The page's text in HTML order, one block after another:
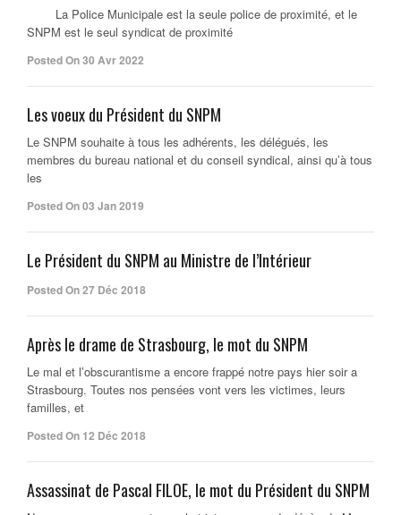
La Police Municipale est la seule police de proximité, et le
SNPM est le seul syndicat de proximité
Posted On 30 Avr 2022
Les voeux du Président du SNPM
Le SNPM souhaite à tous les adhérents, les délégués, les
membres du bureau national et du conseil syndical, ainsi qu’à tous
les
Posted On 03 Jan 2019
Le Président du SNPM au Ministre de l’Intérieur
Posted On 27 Déc 2018
Après le drame de Strasbourg, le mot du SNPM
Le mal et l’obscurantisme a encore frappé notre pays hier soir a
Strasbourg. Toutes nos pensées vont vers les victimes, leurs
familles, et
Posted On 12 Déc 2018
Assassinat de Pascal FILOE, le mot du Président du SNPM